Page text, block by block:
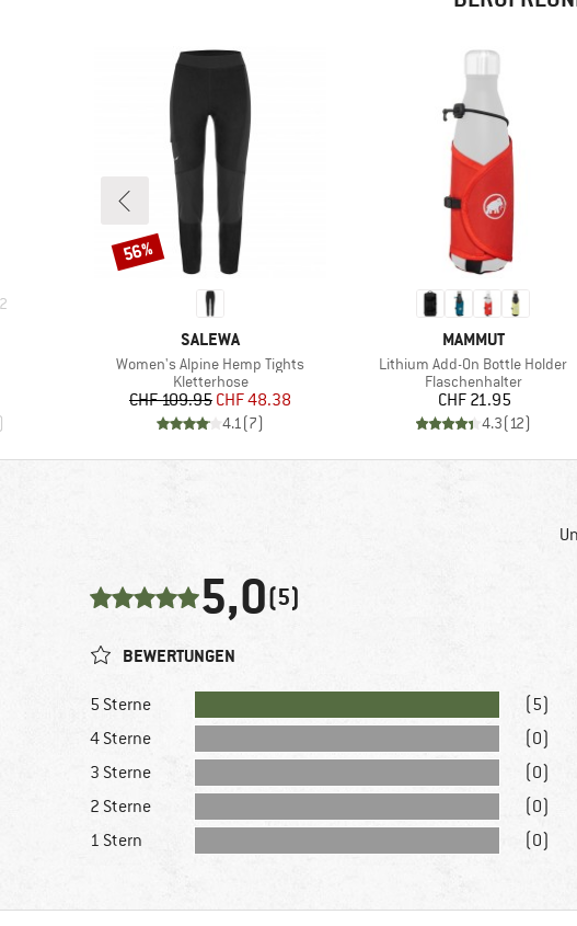
2
MARKE
SALEWA
Artikel
Women's Alpine Hemp Tights
Produktgruppe
Kletterhose
Preis
CHF 109.95reduzierter Preis
CHF 48.38
4.1(7)
Rabatt
56%
MARKE
MAMMUT
Artikel
Lithium Add-On Bottle Holder
Produktgruppe
Flaschenhalter
Preis
CHF 21.95
4.3(12)
5,0(5)
BEWERTUNGEN
5 Sterne
(5)
4 Sterne
(0)
3 Sterne
(0)
2 Sterne
(0)
1 Stern
(0)